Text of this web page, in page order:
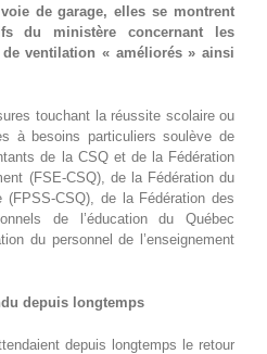
de garage, elles se montrent
du ministère concernant les
ventilation « améliorés » ainsi
touchant la réussite scolaire ou
à besoins particuliers soulève de
de la CSQ et de la Fédération
(FSE-CSQ), de la Fédération du
(FPSS-CSQ), de la Fédération des
de l’éducation du Québec
du personnel de l’enseignement
depuis longtemps
depuis longtemps le retour